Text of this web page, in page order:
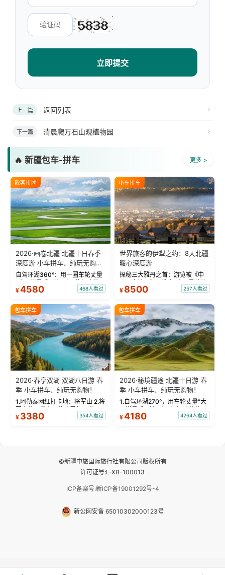
立即提交
上一篇 返回列表
下一篇 清晨爬万石山观植物园
🔥 新疆包车-拼车 更多 >
散客拼团
2026·画卷北疆 北疆十日春季
深度游 小车拼车、纯玩无购
物！
自驾环湖360°：用一圈车轮丈量
“大西洋最后一滴眼泪”的极致蔚
蓝。 赛湖旅拍：甄选多款风格服
绝美瞬间。 赛湖坦克300跟车视
频：专业摄影师...
¥4580 468人看过
小车拼车
世界旅客的伊犁之约：8天北疆
暖心深度游
探秘三大雅丹之首：游览被《中
国国家地理》评选为“中国最美的
三大雅丹”第一名的克拉玛依魔鬼
瓦人最大村落——禾木村，欣赏
晨雾与小木...
¥ 8500 257人看过
包车拼车
2026·春享双湖 双湖八日游 春
季 小车拼车、纯玩无购物！
1.阿勒泰网红打卡地：将军山 2.将
军山落日缆车，体验雪都风光 3.
将军山，夕阳派对，蹦迪party 4.
¥ 3380 354人看过
包车拼车
2026·秘境疆途 北疆十日游 春
季 小车拼车、纯玩无购物！
1.自驾环湖270°，用车轮丈量“大
西洋最后一滴眼泪”的极致蔚蓝，
让雪山、花海与深邃湖水在转弯
¥4180 4264人看过
©新疆中旅国际旅行社有限公司版权所有
许可证号:L-XB-100013
ICP备案号:新ICP备19001292号-4
新公网安备 65010302000123号